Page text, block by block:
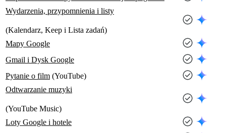
Wydarzenia, przypomnienia i listy
(Kalendarz, Keep i Lista zadań)
Mapy Google
Gmail i Dysk Google
Pytanie o film (YouTube)
Odtwarzanie muzyki
(YouTube Music)
Loty Google i hotele